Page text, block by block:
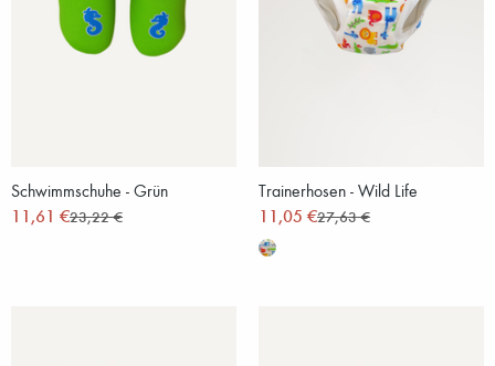
Schwimmschuhe - Grün
11,61 €23,22 €
Trainerhosen - Wild Life
11,05 €27,63 €